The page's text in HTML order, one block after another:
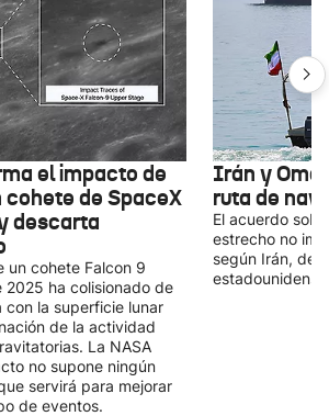
el impacto de
cohete de SpaceX
descarta
un cohete Falcon 9
2025 ha colisionado de
la superficie lunar
de la actividad
La NASA
no supone ningún
servirá para mejorar
de eventos.
Irán y
ruta de
El acuerdo
estrecho no
según Irán,